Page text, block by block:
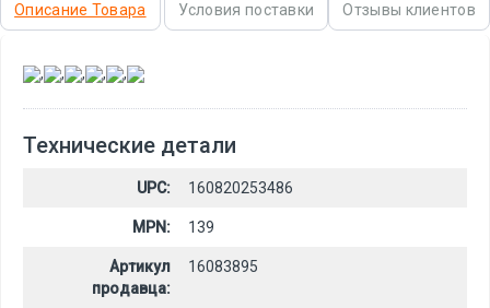
Описание Товара Условия поставки Отзывы клиентов
, , , , ,
Технические детали
UPC: 160820253486
MPN: 139
Артикул
продавца:
16083895